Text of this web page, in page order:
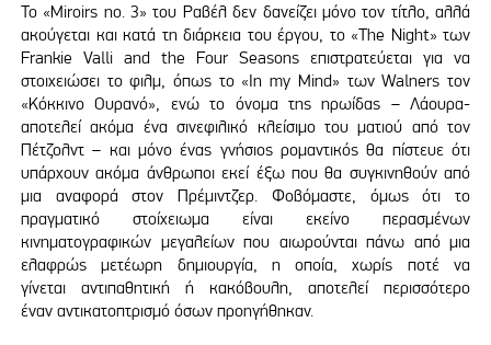
Το «Miroirs no. 3» του Ραβέλ δεν δανείζει μόνο τον τίτλο, αλλά
ακούγεται και κατά τη διάρκεια του έργου, το «The Night» των
Frankie Valli and the Four Seasons επιστρατεύεται για να
στοιχειώσει το φιλμ, όπως το «In my Mind» των Walners τον
«Κόκκινο Ουρανό», ενώ το όνομα της ηρωίδας – Λάουρα-
αποτελεί ακόμα ένα σινεφιλικό κλείσιμο του ματιού από τον
Πέτζολντ – και μόνο ένας γνήσιος ρομαντικός θα πίστευε ότι
υπάρχουν ακόμα άνθρωποι εκεί έξω που θα συγκινηθούν από
μια αναφορά στον Πρέμιντζερ. Φοβόμαστε, όμως ότι το
πραγματικό στοίχειωμα είναι εκείνο περασμένων
κινηματογραφικών μεγαλείων που αιωρούνται πάνω από μια
ελαφρώς μετέωρη δημιουργία, η οποία, χωρίς ποτέ να
γίνεται αντιπαθητική ή κακόβουλη, αποτελεί περισσότερο
έναν αντικατοπτρισμό όσων προηγήθηκαν.